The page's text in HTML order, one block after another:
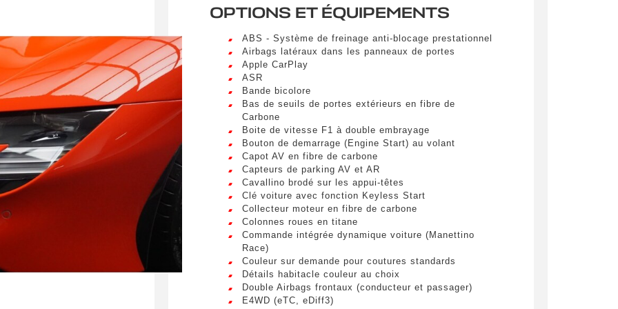
Téléphone
spéciale
ce formulaire, j'accepte que les informations saisies
à des fins de relation commerciale.
Envoyer
dolor sit amet, consectetur adipiscing elit. Ut a elit sed nisl pulvinar
vel nibh. Sed aliquam varius feugiat. Suspendisse finibus nec nibh eget
Mauris et malesuada augue.
OPTIONS ET ÉQUIPEMENTS
ABS - Système de freinage anti-blocage prestationnel
Airbags latéraux dans les panneaux de portes
Apple CarPlay
ASR
Bande bicolore
Bas de seuils de portes extérieurs en fibre de
Carbone
Boite de vitesse F1 à double embrayage
Bouton de demarrage (Engine Start) au volant
Capot AV en fibre de carbone
Capteurs de parking AV et AR
Cavallino brodé sur les appui-têtes
Clé voiture avec fonction Keyless Start
Collecteur moteur en fibre de carbone
Colonnes roues en titane
Commande intégrée dynamique voiture (Manettino
Race)
Couleur sur demande pour coutures standards
Détails habitacle couleur au choix
Double Airbags frontaux (conducteur et passager)
E4WD (eTC, eDiff3)